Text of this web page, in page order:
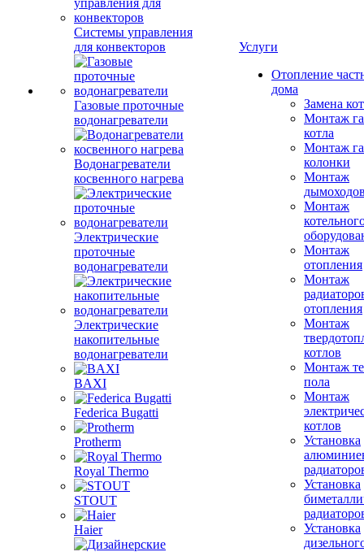
Системы управления
для конвекторов
Газовые проточные
водонагреватели
Водонагреватели
косвенного нагрева
Электрические
проточные
водонагреватели
Электрические
накопительные
водонагреватели
BAXI
Federica Bugatti
Protherm
Royal Thermo
STOUT
Haier
Услуги
Отопление
дома
Замена
Монтаж
котла
Монтаж
колонки
Монтаж
Монтаж
Монтаж
отопления
Монтаж
отопления
Монтаж
котлов
Монтаж
пола
Монтаж
котлов
Установка
Установка
Установка